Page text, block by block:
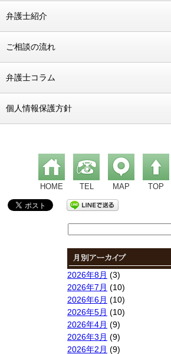
弁護士紹介
ご相談の流れ
弁護士コラム
個人情報保護方針
HOME TEL MAP TOP
2026年8月 (3)
2026年7月 (10)
2026年6月 (10)
2026年5月 (10)
2026年4月 (9)
2026年3月 (9)
2026年2月 (9)